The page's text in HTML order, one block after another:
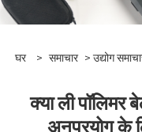
घर > समाचार > उद्योग
क्या ली पॉलिमर
अनुप्रयोग के